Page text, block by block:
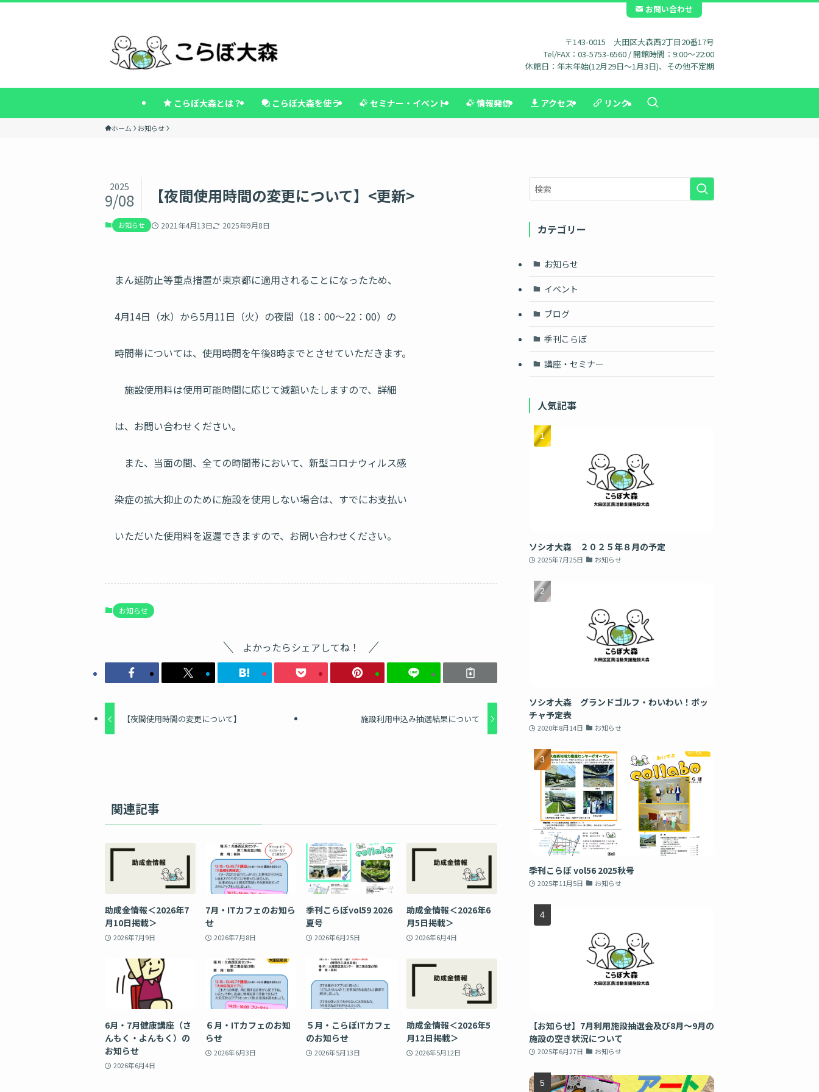
こらぼ大森とは？ こらぼ大森を使う セミナー・イベント 情報発信 アクセス リンク
お問い合わせ
〒143-0015 大田区大森西2丁目20番17号
Tel/FAX：03-5753-6560 / 開館時間：9:00～22:00
休館日：年末年始(12月29日～1月3日)、その他不定期
ホーム お知らせ
【夜間使用時間の変更について】<更新>
2025
9/08
お知らせ 2021年4月13日 2025年9月8日
まん延防止等重点措置が東京都に適用されることになったため、
4月14日（水）から5月11日（火）の夜間（18：00～22：00）の
時間帯については、使用時間を午後8時までとさせていただきます。
施設使用料は使用可能時間に応じて減額いたしますので、詳細
は、お問い合わせください。
また、当面の間、全ての時間帯において、新型コロナウィルス感
染症の拡大抑止のために施設を使用しない場合は、すでにお支払い
いただいた使用料を返還できますので、お問い合わせください。
お知らせ
よかったらシェアしてね！
【夜間使用時間の変更について】 施設利用申込み抽選結果について
関連記事
助成金情報＜2026年7
月10日掲載＞
2026年7月9日
7月・ITカフェのお知ら
せ
2026年7月8日
季刊こらぼvol59 2026
夏号
2026年6月25日
助成金情報＜2026年6
月5日掲載＞
2026年6月4日
6月・7月健康講座（さ
んもく・よんもく）の
お知らせ
2026年6月4日
６月・ITカフェのお知
らせ
2026年6月3日
５月・こらぼITカフェ
のお知らせ
2026年5月13日
助成金情報＜2026年5
月12日掲載＞
2026年5月12日
カテゴリー
お知らせ
イベント
ブログ
季刊こらぼ
講座・セミナー
人気記事
ソシオ大森 ２０２５年８月の予定
2025年7月25日 お知らせ
ソシオ大森 グランドゴルフ・わいわい！ボッ
チャ予定表
2020年8月14日 お知らせ
季刊こらぼ vol56 2025秋号
2025年11月5日 お知らせ
【お知らせ】7月利用施設抽選会及び8月～9月の
施設の空き状況について
2025年6月27日 お知らせ